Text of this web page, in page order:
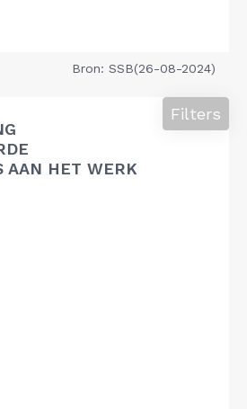
Bron: SSB(26-08-2024)
AAN HET WERK
Filters